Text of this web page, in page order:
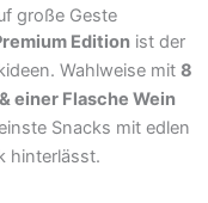
große Geste
Edition ist der
Wahlweise mit 8
einer Flasche Wein
Snacks mit edlen
hinterlässt.